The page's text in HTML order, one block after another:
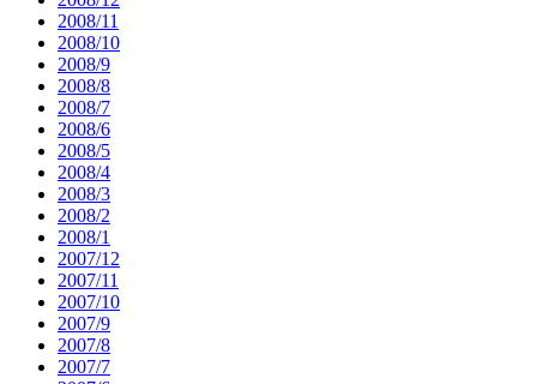
2008/11
2008/10
2008/9
2008/8
2008/7
2008/6
2008/5
2008/4
2008/3
2008/2
2008/1
2007/12
2007/11
2007/10
2007/9
2007/8
2007/7